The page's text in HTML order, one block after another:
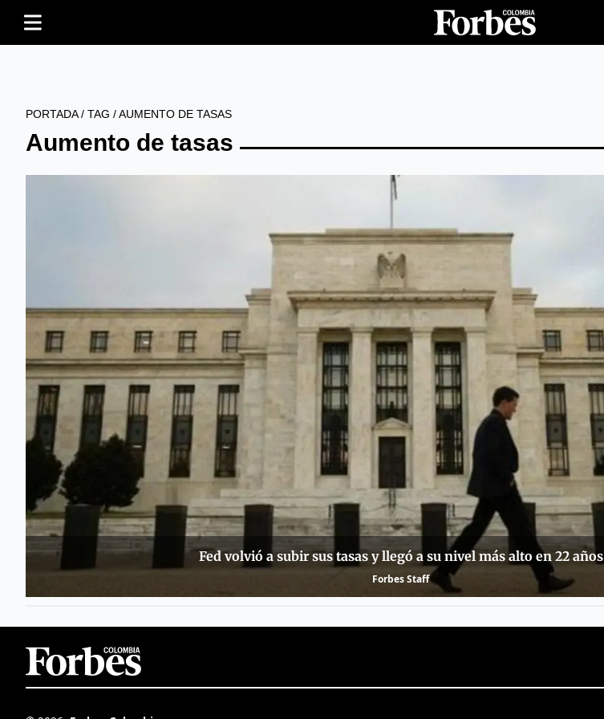
PORTADA/ TAG /AUMENTO DE TASAS
Aumento de tasas
Fed volvió a subir sus tasas y llegó a su nivel más alto en 22 años
Forbes Staff